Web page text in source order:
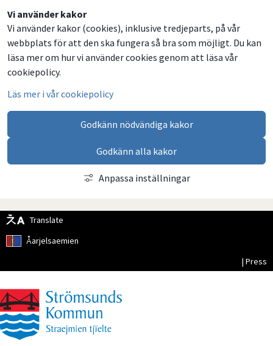
Vi använder kakor
Vi använder kakor (cookies), inklusive tredjeparts, på vår
webbplats för att den ska fungera så bra som möjligt. Du kan
läsa mer om hur vi använder cookies genom att läsa vår
cookiepolicy.
Läs mer i vår cookiepolicy
Godkänn nödvändiga kakor
Godkänn alla kakor
Anpassa inställningar
Translate
Åarjelsaemien
| Press
Dela
på
Facebook
Dela
på
Twitter
Dela
på
LinkedIn
Dela
via
email